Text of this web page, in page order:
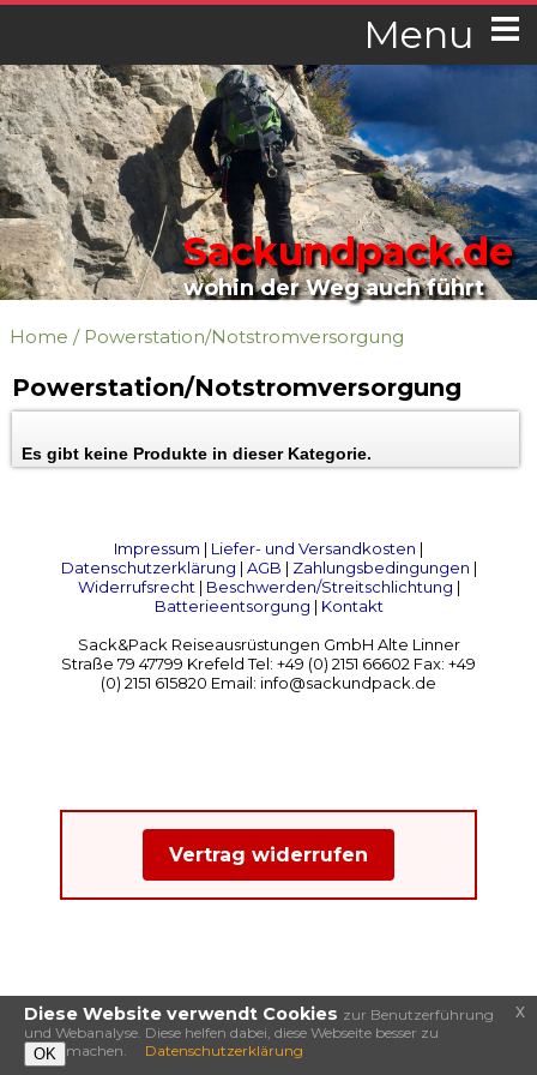
Menu
Sackundpack.de
wohin der Weg auch führt
Home / Powerstation/Notstromversorgung
Powerstation/Notstromversorgung
Es gibt keine Produkte in dieser Kategorie.
Impressum | Liefer- und Versandkosten |
Datenschutzerklärung | AGB | Zahlungsbedingungen |
Widerrufsrecht| Beschwerden/Streitschlichtung |
Batterieentsorgung | Kontakt
Sack&Pack Reiseausrüstungen GmbH Alte Linner
Straße 79 47799 Krefeld Tel: +49 (0) 2151 66602 Fax: +49
(0) 2151 615820 Email: info@sackundpack.de
Vertrag widerrufen
Diese Website verwendt Cookies zur Benutzerführung
und Webanalyse. Diese helfen dabei, diese Webseite besser zu
machen.
OK Datenschutzerklärung
x